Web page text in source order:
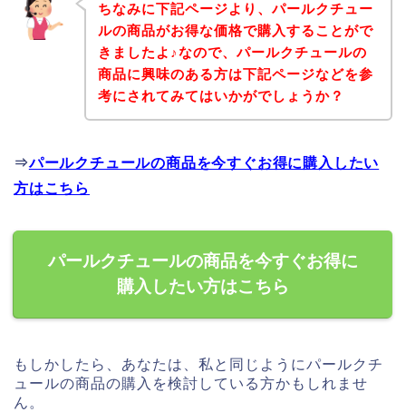
ちなみに下記ページより、パールクチュー
ルの商品がお得な価格で購入することがで
きましたよ♪なので、パールクチュールの
商品に興味のある方は下記ページなどを参
考にされてみてはいかがでしょうか？
⇒パールクチュールの商品を今すぐお得に購入したい
方はこちら
パールクチュールの商品を今すぐお得に
購入したい方はこちら
もしかしたら、あなたは、私と同じようにパールクチ
ュールの商品の購入を検討している方かもしれませ
ん。